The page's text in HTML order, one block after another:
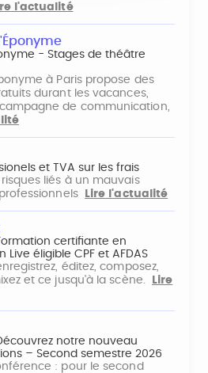
l'actualité
- Stages de théâtre
à Paris propose des
durant les vacances,
de communication,
et TVA sur les frais
liés à un mauvais
Lire l'actualité
certifiante en
Live éligible CPF et AFDAS
éditez, composez,
et ce jusqu'à la scène.
Lire
notre nouveau
– Second semestre 2026
: pour le second